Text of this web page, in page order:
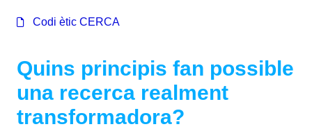
Codi ètic CERCA
Quins principis fan possible
una recerca realment
transformadora?